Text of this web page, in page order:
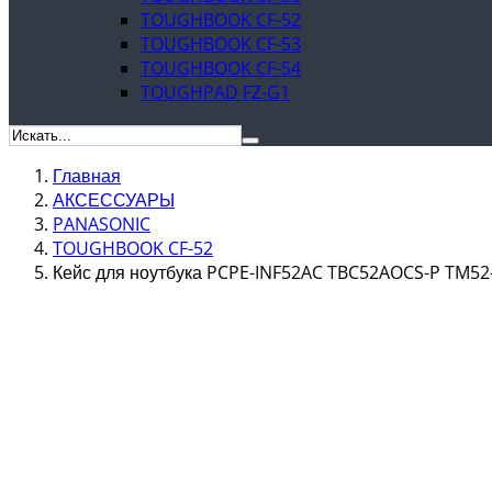
TOUGHBOOK CF-52
TOUGHBOOK CF-53
TOUGHBOOK CF-54
TOUGHPAD FZ-G1
Главная
АКСЕССУАРЫ
PANASONIC
TOUGHBOOK CF-52
Кейс для ноутбука PCPE-INF52AC TBC52AOCS-P